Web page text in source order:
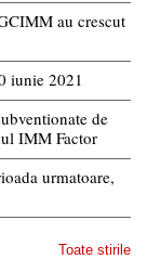
au crescut
iunie 2021
de
IMM Factor
urmatoare,
Toate stirile